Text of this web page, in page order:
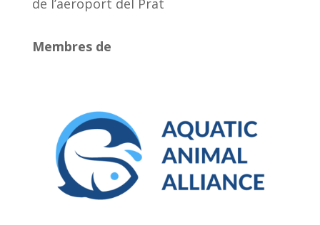
de l’aeroport del Prat
Membres de